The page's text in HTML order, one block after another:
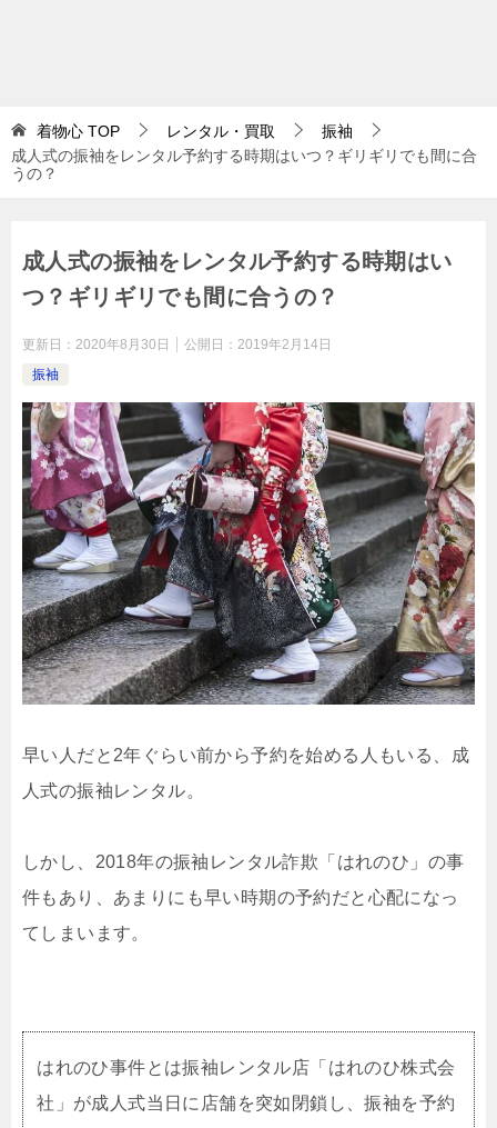
着物心 TOP レンタル・買取
振袖
成人式の振袖をレンタル予約する時期はいつ？ギリギリでも間に合
うの？
成人式の振袖をレンタル予約する時期はい
つ？ギリギリでも間に合うの？
更新日： 2020年8月30日 公開日： 2019年2月14日
振袖
早い人だと2年ぐらい前から予約を始める人もいる、成
人式の振袖レンタル。
しかし、2018年の振袖レンタル詐欺「はれのひ」の事
件もあり、あまりにも早い時期の予約だと心配になっ
てしまいます。
はれのひ事件とは振袖レンタル店「はれのひ株式会
社」が成人式当日に店舗を突如閉鎖し、振袖を予約